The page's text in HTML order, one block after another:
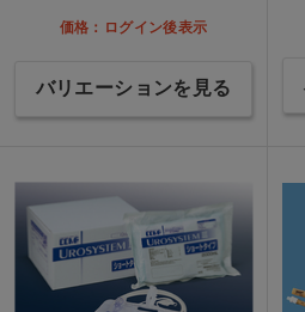
価格：ログイン後表示
バリエーションを見る